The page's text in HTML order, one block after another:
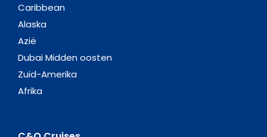
Caribbean
Alaska
Azië
Dubai Midden oosten
Zuid-Amerika
Afrika